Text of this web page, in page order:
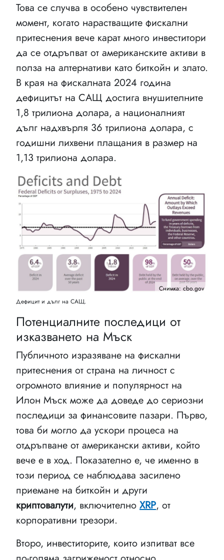
Това се случва в особено чувствителен
момент, когато нарастващите фискални
притеснения вече карат много инвеститори
да се отдръпват от американските активи в
полза на алтернативи като биткойн и злато.
В края на фискалната 2024 година
дефицитът на САЩ достига внушителните
1,8 трилиона долара, а националният
дълг надхвърля 36 трилиона долара, с
годишни лихвени плащания в размер на
1,13 трилиона долара.
Снимка: cbo.gov
Дефицит и дълг на САЩ.
Потенциалните последици от
изказването на Мъск
Публичното изразяване на фискални
притеснения от страна на личност с
огромното влияние и популярност на
Илон Мъск може да доведе до сериозни
последици за финансовите пазари. Първо,
това би могло да ускори процеса на
отдръпване от американски активи, който
вече е в ход. Показателно е, че именно в
този период се наблюдава засилено
приемане на биткойн и други
криптовалути, включително XRP, от
корпоративни трезори.
Второ, инвеститорите, които изпитват все